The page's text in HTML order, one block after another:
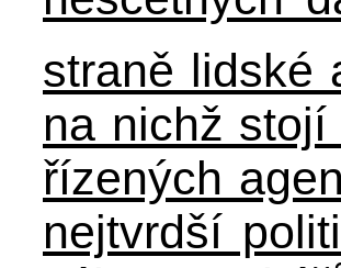
straně lidské
na nichž
řízených
nejtvrdší